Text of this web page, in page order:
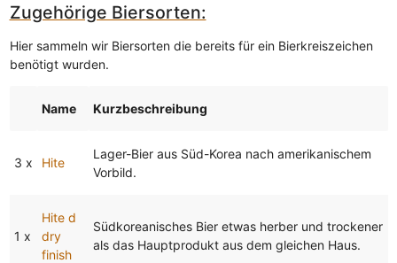
Zugehörige Biersorten:
Hier sammeln wir Biersorten die bereits für ein Bierkreiszeichen
benötigt wurden.
Name Kurzbeschreibung
3 x Hite
Lager-Bier aus Süd-Korea nach amerikanischem
Vorbild.
1 x
Hite d
dry
finish
Südkoreanisches Bier etwas herber und trockener
als das Hauptprodukt aus dem gleichen Haus.